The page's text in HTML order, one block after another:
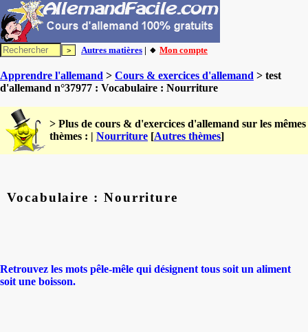
Autres matières | 🔸 Mon compte
Apprendre l'allemand > Cours & exercices d'allemand > test
d'allemand n°37977 : Vocabulaire : Nourriture
> Plus de cours & d'exercices d'allemand sur les mêmes
thèmes : | Nourriture [Autres thèmes]
Vocabulaire : Nourriture
Retrouvez les mots pêle-mêle qui désignent tous soit un aliment
soit une boisson.